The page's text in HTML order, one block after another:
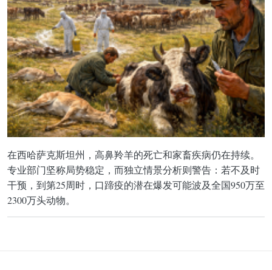
在西哈萨克斯坦州，高鼻羚羊的死亡和家畜疾病仍在持续。
专业部门坚称局势稳定，而独立情景分析则警告：若不及时
干预，到第25周时，口蹄疫的潜在爆发可能波及全国950万至
2300万头动物。